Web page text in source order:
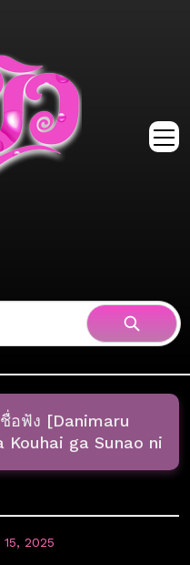
อฟัง [Danimaru
Kouhai ga Sunao ni
2025